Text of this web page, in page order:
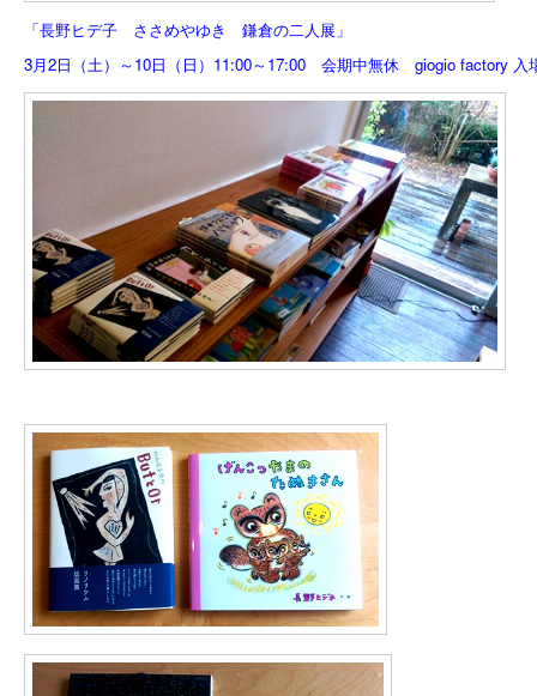
「長野ヒデ子 ささめやゆき 鎌倉の二人展」
3月2日（土）～10日（日）11:00～17:00 会期中無休 giogio factory 入